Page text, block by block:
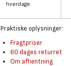
hverdage
Praktiske oplysninger:
Fragtpriser
60 dages returret
Om afhentning